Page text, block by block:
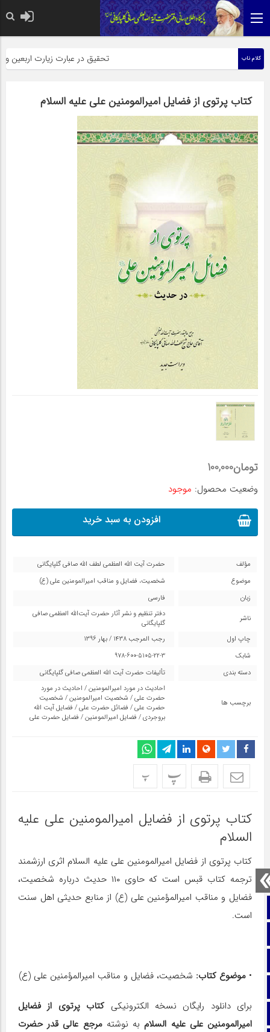
صفحه نخست
اینستاگرام
کلام ناب تحقیق در عبارت زیارت اربعین
کتاب پرتوی از فضایل امیرالمومنین علی علیه السلام
تومان100,000
وضعیت محصول: موجود
افزودن به سبد خرید
مؤلف
حضرت آیت الله العظمی لطف الله صافی گلپایگانی
موضوع
شخصیت، فضایل و مناقب امیرالمومنین علی (ع)
زبان
فارسی
ناشر
دفتر تنظیم و نشر آثار حضرت آیت‌الله العظمی صافی
گلپایگانی
چاپ اول
رجب المرجب 1438 / بهار 1396
شابک
978-600-5105-22-3
دسته بندی
تألیفات حضرت آیت اللّه العظمی صافی گلپایگانی
برچسب ها
احادیث در مورد امیرالمومنین/ احادیث در مورد
حضرت علی/ شخصیت امیرالمومنین/ شخصیت
حضرت علی/ فضائل حضرت علی/ فضایل آیت الله
بروجردی/ فضایل امیرالمومنین/ فضایل حضرت علی
پ پ
کتاب پرتوی از فضایل امیرالمومنین علی علیه
السلام
کتاب پرتوی از فضایل امیرالمومنین علی علیه السلام اثری ارزشمند
ترجمه کتاب قبس است که حاوی ۱۱۰ حدیث درباره شخصیت،
فضایل و مناقب امیرالمؤمنین علی (ع) از منابع حدیثی اهل سنت
است.
• موضوع کتاب: شخصیت، فضایل و مناقب امیرالمؤمنین علی (ع)
برای دانلود رایگان نسخه الکترونیکی کتاب پرتوی از فضایل
امیرالمومنین علی علیه السلامبه نوشتهمرجع عالی قدر حضرت